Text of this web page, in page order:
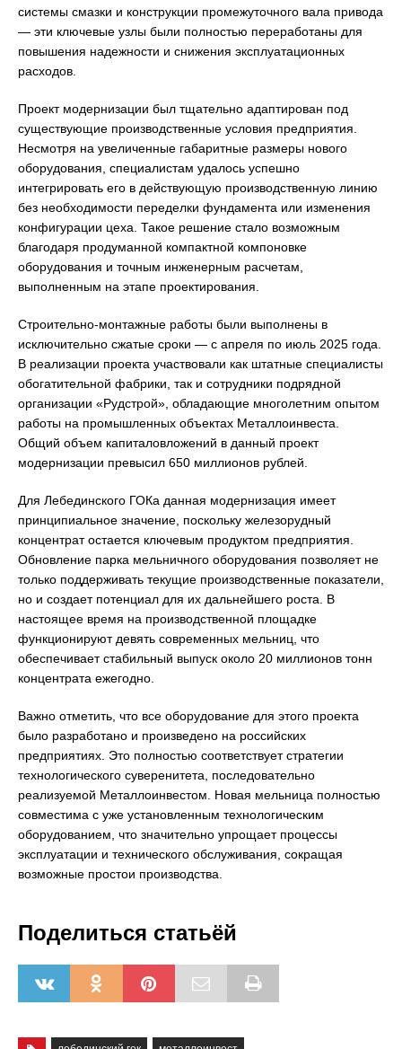
системы смазки и конструкции промежуточного вала привода
— эти ключевые узлы были полностью переработаны для
повышения надежности и снижения эксплуатационных
расходов.
Проект модернизации был тщательно адаптирован под
существующие производственные условия предприятия.
Несмотря на увеличенные габаритные размеры нового
оборудования, специалистам удалось успешно
интегрировать его в действующую производственную линию
без необходимости переделки фундамента или изменения
конфигурации цеха. Такое решение стало возможным
благодаря продуманной компактной компоновке
оборудования и точным инженерным расчетам,
выполненным на этапе проектирования.
Строительно-монтажные работы были выполнены в
исключительно сжатые сроки — с апреля по июль 2025 года.
В реализации проекта участвовали как штатные специалисты
обогатительной фабрики, так и сотрудники подрядной
организации «Рудстрой», обладающие многолетним опытом
работы на промышленных объектах Металлоинвеста.
Общий объем капиталовложений в данный проект
модернизации превысил 650 миллионов рублей.
Для Лебединского ГОКа данная модернизация имеет
принципиальное значение, поскольку железорудный
концентрат остается ключевым продуктом предприятия.
Обновление парка мельничного оборудования позволяет не
только поддерживать текущие производственные показатели,
но и создает потенциал для их дальнейшего роста. В
настоящее время на производственной площадке
функционируют девять современных мельниц, что
обеспечивает стабильный выпуск около 20 миллионов тонн
концентрата ежегодно.
Важно отметить, что все оборудование для этого проекта
было разработано и произведено на российских
предприятиях. Это полностью соответствует стратегии
технологического суверенитета, последовательно
реализуемой Металлоинвестом. Новая мельница полностью
совместима с уже установленным технологическим
оборудованием, что значительно упрощает процессы
эксплуатации и технического обслуживания, сокращая
возможные простои производства.
Поделиться статьёй